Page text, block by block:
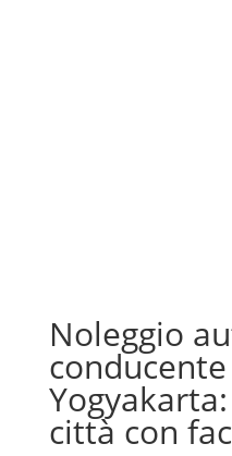
Noleggio
città con